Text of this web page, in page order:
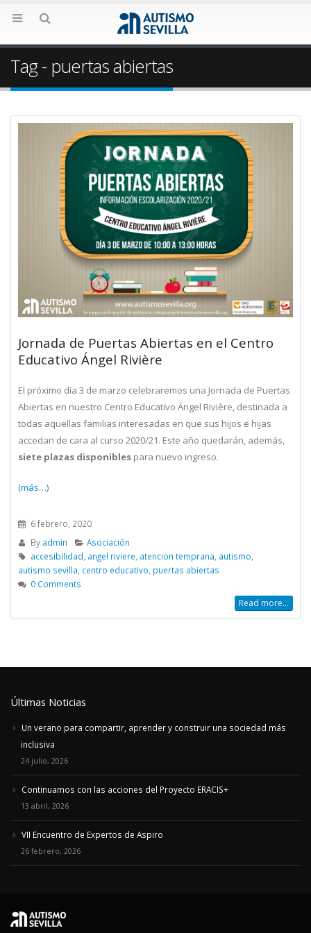
Tag - puertas abiertas
Jornada de Puertas Abiertas en el Centro
Educativo Ángel Rivière
El próximo día 3 de marzo celebraremos una Jornada de Puertas
Abiertas en nuestro Centro Educativo Ángel Rivière, destinada a
todas aquellas familias interesadas en que sus hijos e hijas
accedan de cara al curso 2020/21. Este año quedarán, además,
siete plazas disponibles para nuevo ingreso.
(más…)
6 febrero, 2020
By admin
Asociación
accesibilidad angel riviere atencion temprana autismo
autismo sevilla centro educativo puertas abiertas
0 Comments
Read more...
Últimas Noticias
Un verano para compartir, aprender y construir una sociedad más
inclusiva
24 julio, 2026
Continuamos con las acciones del Proyecto ERACIS+
13 abril, 2026
VII Encuentro de Expertos de Aspiro
26 febrero, 2026